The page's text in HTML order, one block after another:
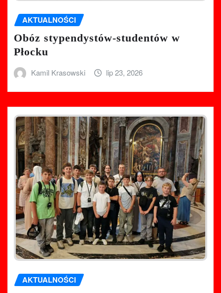
AKTUALNOŚCI
Obóz stypendystów-studentów w
Płocku
Kamil Krasowski lip 23, 2026
AKTUALNOŚCI